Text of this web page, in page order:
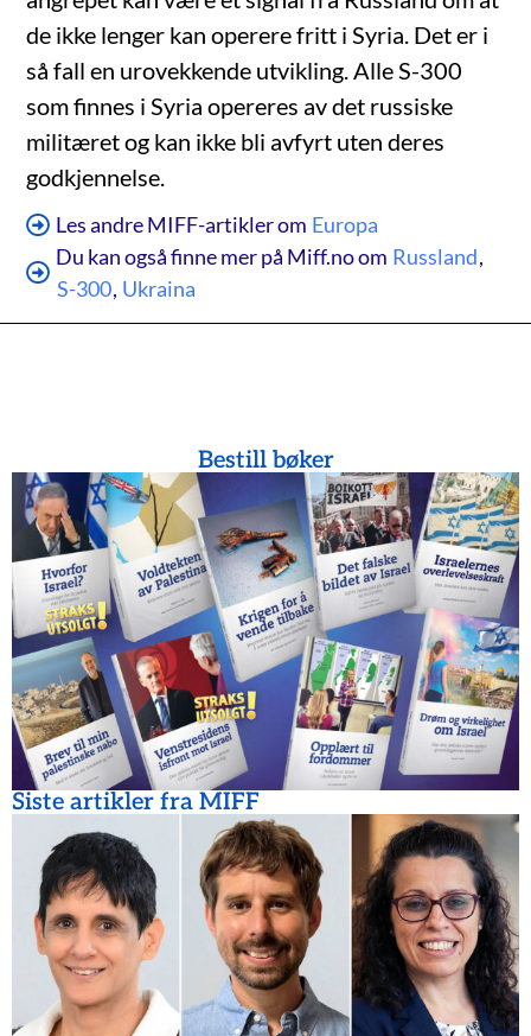
de ikke lenger kan operere fritt i Syria. Det er i
så fall en urovekkende utvikling. Alle S-300
som finnes i Syria opereres av det russiske
militæret og kan ikke bli avfyrt uten deres
godkjennelse.
Les andre MIFF-artikler om Europa
Du kan også finne mer på Miff.no om Russland,
S-300, Ukraina
Bestill bøker
Siste artikler fra MIFF